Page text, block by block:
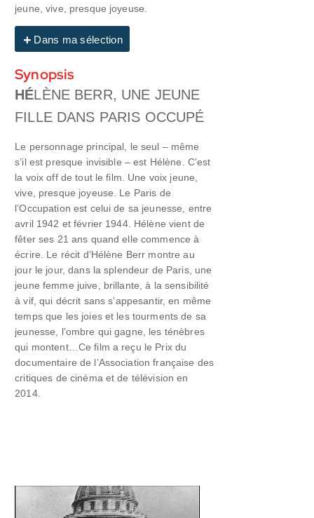
jeune, vive, presque joyeuse.
Dans ma sélection
Synopsis
HÉLÈNE BERR, UNE JEUNE
FILLE DANS PARIS OCCUPÉ
Le personnage principal, le seul – même
s’il est presque invisible – est Hélène. C’est
la voix off de tout le film. Une voix jeune,
vive, presque joyeuse. Le Paris de
l’Occupation est celui de sa jeunesse, entre
avril 1942 et février 1944. Hélène vient de
fêter ses 21 ans quand elle commence à
écrire. Le récit d’Hélène Berr montre au
jour le jour, dans la splendeur de Paris, une
jeune femme juive, brillante, à la sensibilité
à vif, qui décrit sans s’appesantir, en même
temps que les joies et les tourments de sa
jeunesse, l’ombre qui gagne, les ténèbres
qui montent…Ce film a reçu le Prix du
documentaire de l’Association française des
critiques de cinéma et de télévision en
2014.